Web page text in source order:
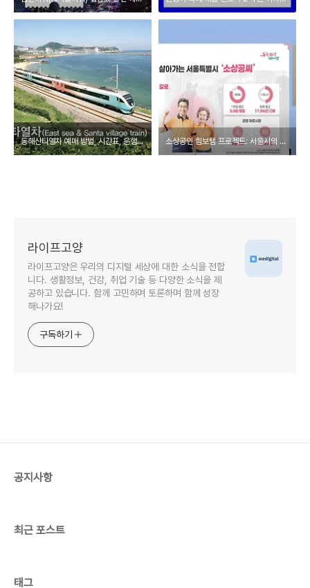
동해산타열차 예매 방법, 시간표, 운행일, 요금까지 총정리 소상공인 힘보탬 프로젝트: 서울시의 새로운 도전과 지원
라이프고양
라이프고양은 우리의 디지털 세상에 대한 소식을 전합
니다. 생활정보, 건강, 취업 기술 등 다양한 소식을 제
공하고 있습니다. 함께 고민하며 토론하며 함께 성장
해나가요!
구독하기
공지사항
최근 포스트
태그